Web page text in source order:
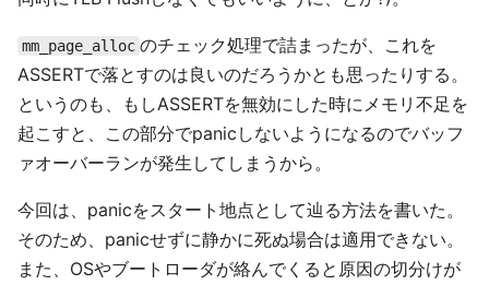
mm_page_alloc のチェック処理で詰まったが、これを
ASSERTで落とすのは良いのだろうかとも思ったりする。
というのも、もしASSERTを無効にした時にメモリ不足を
起こすと、この部分でpanicしないようになるのでバッフ
ァオーバーランが発生してしまうから。
今回は、panicをスタート地点として辿る方法を書いた。
そのため、panicせずに静かに死ぬ場合は適用できない。
また、OSやブートローダが絡んでくると原因の切分けが